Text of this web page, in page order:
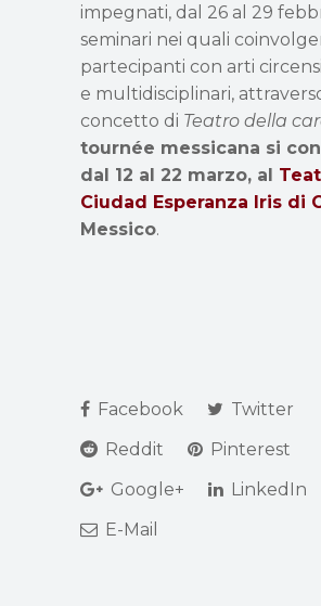
impegnati, dal 26 al 29
seminari nei quali
partecipanti con arti
e multidisciplinari,
concetto di Teatro della
tournée messicana si
dal 12 al 22 marzo, al
Ciudad Esperanza Iris di
Messico.
Facebook
Twitter
Reddit
Pinterest
Google+
LinkedIn
E-Mail